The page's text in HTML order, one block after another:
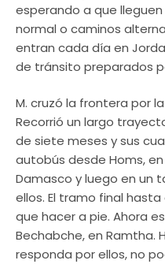
esperando a que
normal o caminos
entran cada día en
de tránsito preparados
M. cruzó la frontera por
Recorrió un largo
de siete meses y sus
autobús desde Homs,
Damasco y luego en un
ellos. El tramo final
que hacer a pie. Ahora
Bechabche, en Ramtha.
responda por ellos, no